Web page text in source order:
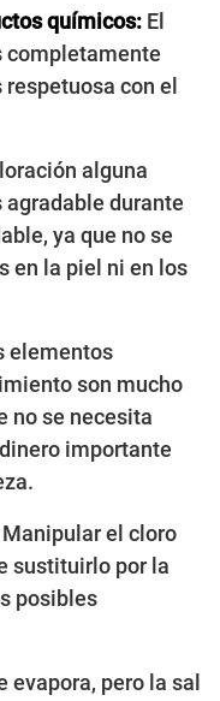
químicos: El
completamente
con el
alguna
durante
ya que no se
en la piel ni en los
elementos
son mucho
no se necesita
importante
Manipular el cloro
sustituirlo por la
posibles
evapora, pero la sal